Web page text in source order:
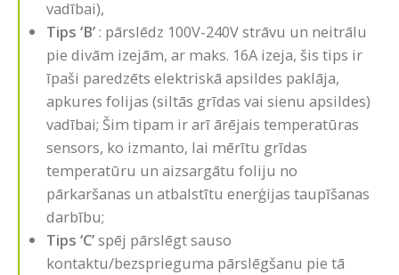
vadībai),
Tips ‘B’: pārslēdz 100V-240V strāvu un neitrālu
pie divām izejām, ar maks. 16A izeja, šis tips ir
īpaši paredzēts elektriskā apsildes paklāja,
apkures folijas (siltās grīdas vai sienu apsildes)
vadībai; Šim tipam ir arī ārējais temperatūras
sensors, ko izmanto, lai mērītu grīdas
temperatūru un aizsargātu foliju no
pārkaršanas un atbalstītu enerģijas taupīšanas
darbību;
Tips ‘C’spēj pārslēgt sauso
kontaktu/bezsprieguma pārslēgšanu pie tā